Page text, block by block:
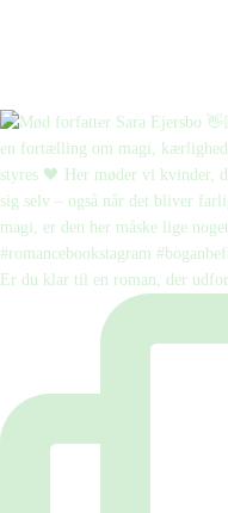
Er du klar til en roman, der